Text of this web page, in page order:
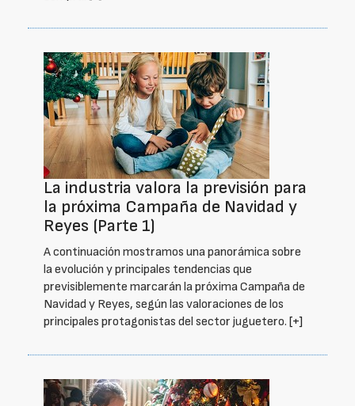
La industria valora la previsión para
la próxima Campaña de Navidad y
Reyes (Parte 1)
A continuación mostramos una panorámica sobre
la evolución y principales tendencias que
previsiblemente marcarán la próxima Campaña de
Navidad y Reyes, según las valoraciones de los
principales protagonistas del sector juguetero. [+]